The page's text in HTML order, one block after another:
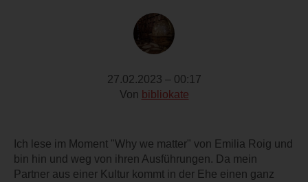
27.02.2023 – 00:17
Von bibliokate
Ich lese im Moment "Why we matter" von Emilia Roig und
bin hin und weg von ihren Ausführungen. Da mein
Partner aus einer Kultur kommt in der Ehe einen ganz